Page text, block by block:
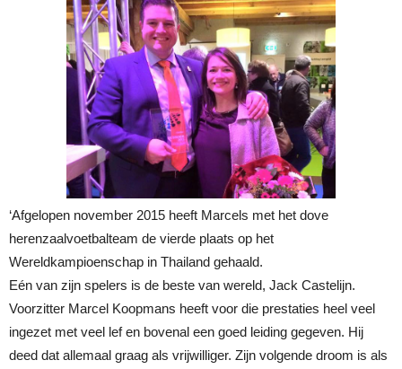
‘Afgelopen november 2015 heeft Marcels met het dove
herenzaalvoetbalteam de vierde plaats op het
Wereldkampioenschap in Thailand gehaald.
Eén van zijn spelers is de beste van wereld, Jack Castelijn.
Voorzitter Marcel Koopmans heeft voor die prestaties heel veel
ingezet met veel lef en bovenal een goed leiding gegeven. Hij
deed dat allemaal graag als vrijwilliger. Zijn volgende droom is als